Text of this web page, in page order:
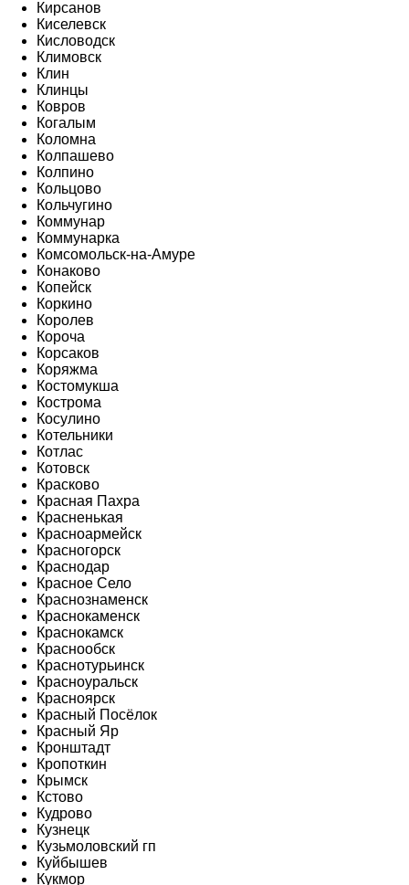
Кирсанов
Киселевск
Кисловодск
Климовск
Клин
Клинцы
Ковров
Когалым
Коломна
Колпашево
Колпино
Кольцово
Кольчугино
Коммунар
Коммунарка
Комсомольск-на-Амуре
Конаково
Копейск
Коркино
Королев
Короча
Корсаков
Коряжма
Костомукша
Кострома
Косулино
Котельники
Котлас
Котовск
Красково
Красная Пахра
Красненькая
Красноармейск
Красногорск
Краснодар
Красное Село
Краснознаменск
Краснокаменск
Краснокамск
Краснообск
Краснотурьинск
Красноуральск
Красноярск
Красный Посёлок
Красный Яр
Кронштадт
Кропоткин
Крымск
Кстово
Кудрово
Кузнецк
Кузьмоловский гп
Куйбышев
Кукмор